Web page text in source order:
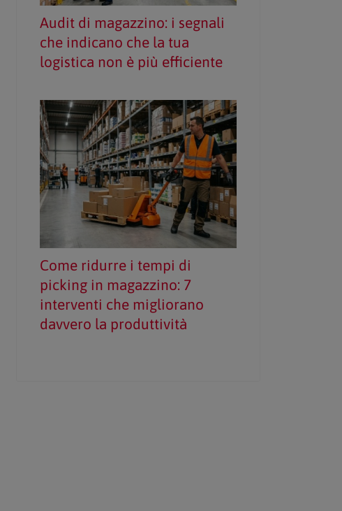
Audit di magazzino: i segnali
che indicano che la tua
logistica non è più efficiente
Come ridurre i tempi di
picking in magazzino: 7
interventi che migliorano
davvero la produttività